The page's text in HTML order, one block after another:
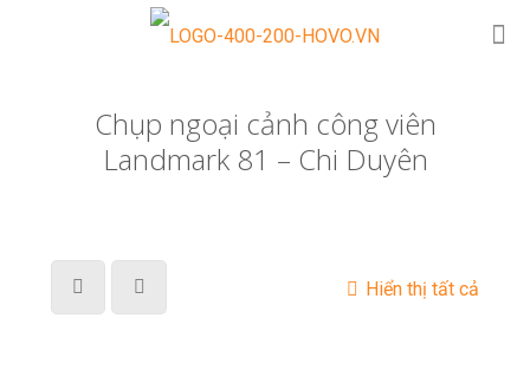
Chụp ngoại cảnh công viên
Landmark 81 – Chi Duyên
Hiển thị tất cả